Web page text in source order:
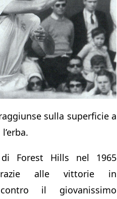
sulla superficie a
Forest Hills nel 1965
alle vittorie in
il giovanissimo